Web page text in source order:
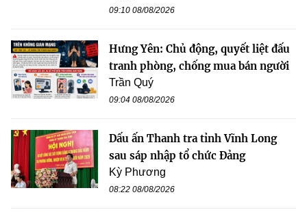
09:10 08/08/2026
Hưng Yên: Chủ động, quyết liệt đấu
tranh phòng, chống mua bán người
Trần Quý
09:04 08/08/2026
Dấu ấn Thanh tra tỉnh Vĩnh Long
sau sáp nhập tổ chức Đảng
Kỳ Phương
08:22 08/08/2026